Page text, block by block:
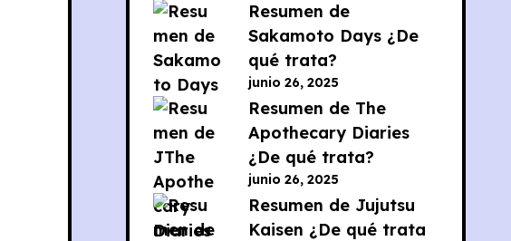
Resumen de
Sakamoto Days ¿De
qué trata?
junio 26, 2025
Resumen de The
Apothecary Diaries
¿De qué trata?
junio 26, 2025
Resumen de Jujutsu
Kaisen ¿De qué trata